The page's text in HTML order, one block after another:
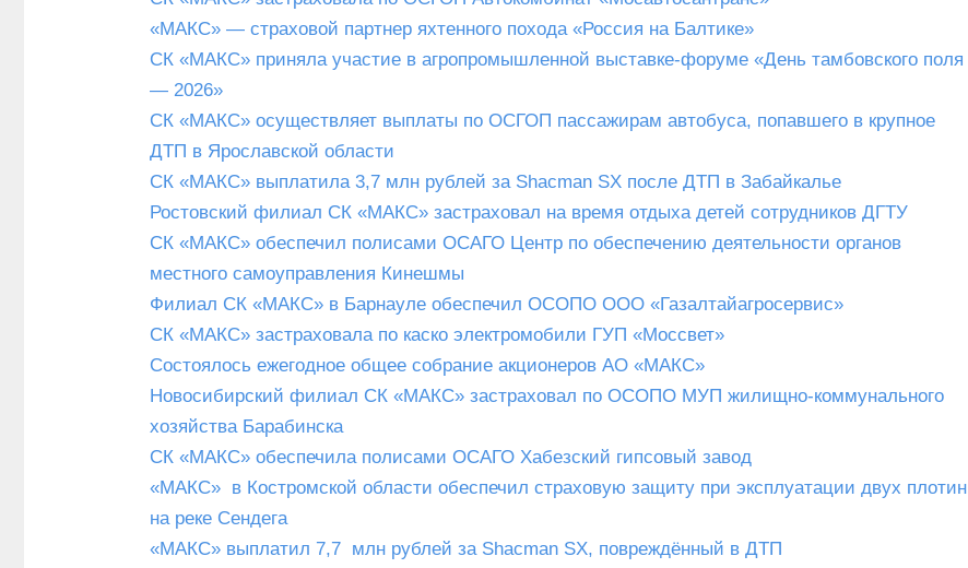
«МАКС» — страховой партнер яхтенного похода «Россия на Балтике»
СК «МАКС» приняла участие в агропромышленной выставке-форуме «День тамбовского поля
— 2026»
СК «МАКС» осуществляет выплаты по ОСГОП пассажирам автобуса, попавшего в крупное
ДТП в Ярославской области
СК «МАКС» выплатила 3,7 млн рублей за Shacman SX после ДТП в Забайкалье
Ростовский филиал СК «МАКС» застраховал на время отдыха детей сотрудников ДГТУ
СК «МАКС» обеспечил полисами ОСАГО Центр по обеспечению деятельности органов
местного самоуправления Кинешмы
Филиал СК «МАКС» в Барнауле обеспечил ОСОПО ООО «Газалтайагросервис»
СК «МАКС» застраховала по каско электромобили ГУП «Моссвет»
Состоялось ежегодное общее собрание акционеров АО «МАКС»
Новосибирский филиал СК «МАКС» застраховал по ОСОПО МУП жилищно-коммунального
хозяйства Барабинска
СК «МАКС» обеспечила полисами ОСАГО Хабезский гипсовый завод
«МАКС» в Костромской области обеспечил страховую защиту при эксплуатации двух плотин
на реке Сендега
«МАКС» выплатил 7,7 млн рублей за Shacman SX, повреждённый в ДТП